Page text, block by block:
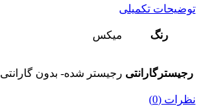
توضیحات تکمیلی
رنگ میکس
رجیسترگارانتی رجیستر شده- بدون گارانتی
نظرات (0)